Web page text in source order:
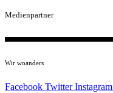
Medienpartner
Wir woanders
Facebook Twitter Instagram